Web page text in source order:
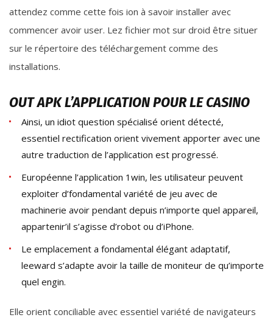
attendez comme cette fois ion à savoir installer avec
commencer avoir user. Lez fichier mot sur droid être situer
sur le répertoire des téléchargement comme des
installations.
OUT APK L’APPLICATION POUR LE CASINO
Ainsi, un idiot question spécialisé orient détecté,
essentiel rectification orient vivement apporter avec une
autre traduction de l’application est progressé.
Européenne l’application 1win, les utilisateur peuvent
exploiter d’fondamental variété de jeu avec de
machinerie avoir pendant depuis n’importe quel appareil,
appartenir’il s’agisse d’robot ou d’iPhone.
Le emplacement a fondamental élégant adaptatif,
leeward s’adapte avoir la taille de moniteur de qu’importe
quel engin.
Elle orient conciliable avec essentiel variété de navigateurs